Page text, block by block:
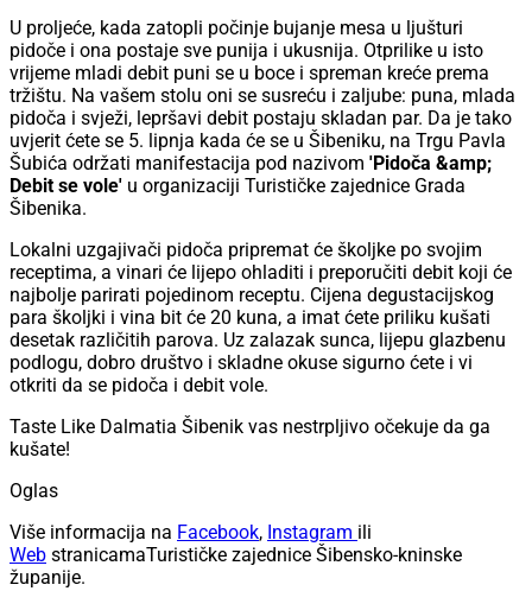
U proljeće, kada zatopli počinje bujanje mesa u ljušturi
pidoče i ona postaje sve punija i ukusnija. Otprilike u isto
vrijeme mladi debit puni se u boce i spreman kreće prema
tržištu. Na vašem stolu oni se susreću i zaljube: puna, mlada
pidoča i svježi, lepršavi debit postaju skladan par. Da je tako
uvjerit ćete se 5. lipnja kada će se u Šibeniku, na Trgu Pavla
Šubića održati manifestacija pod nazivom 'Pidoča &amp;
Debit se vole' u organizaciji Turističke zajednice Grada
Šibenika.
Lokalni uzgajivači pidoča pripremat će školjke po svojim
receptima, a vinari će lijepo ohladiti i preporučiti debit koji će
najbolje parirati pojedinom receptu. Cijena degustacijskog
para školjki i vina bit će 20 kuna, a imat ćete priliku kušati
desetak različitih parova. Uz zalazak sunca, lijepu glazbenu
podlogu, dobro društvo i skladne okuse sigurno ćete i vi
otkriti da se pidoča i debit vole.
Taste Like Dalmatia Šibenik vas nestrpljivo očekuje da ga
kušate!
Oglas
Više informacija na Facebook, Instagram ili
Web stranicamaTurističke zajednice Šibensko-kninske
županije.